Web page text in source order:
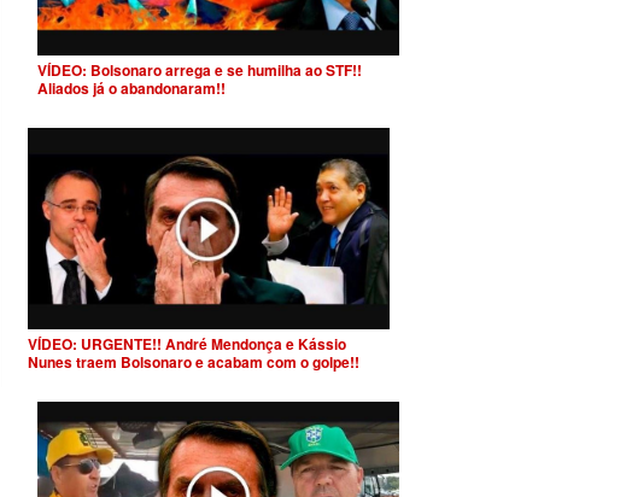
VÍDEO: Bolsonaro arrega e se humilha ao STF!!
Aliados já o abandonaram!!
VÍDEO: URGENTE!! André Mendonça e Kássio
Nunes traem Bolsonaro e acabam com o golpe!!